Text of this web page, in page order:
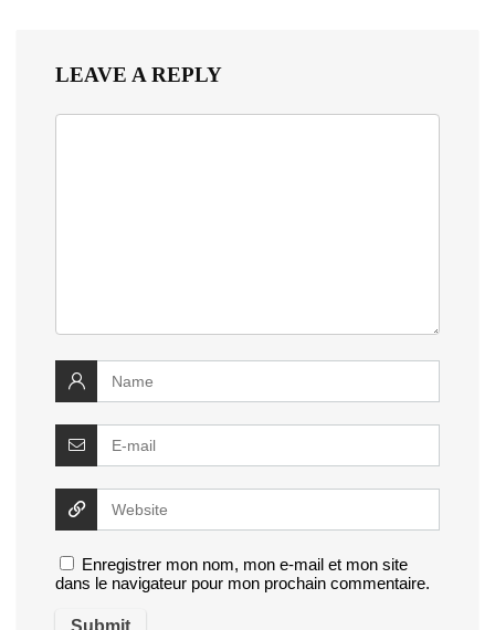
LEAVE A REPLY
Enregistrer mon nom, mon e-mail et mon site
dans le navigateur pour mon prochain commentaire.